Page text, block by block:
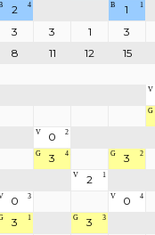
2 4 B 1 1
3 3 1
3
8 11 12
15
V
G
V 0 2
G 3 4 G 3 2
V 2 1
0 3 V 0 4
3 1 G 3 3